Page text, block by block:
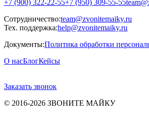
+7 (900) 322-22-55+7 (950) 309-55-55
Сотрудничество:team@zvonitemaiky.ru
Тех. поддержка:help@zvonitemaiky.ru
Документы:Политика обработки
О насБлогКейсы
Заказать звонок
© 2016-2026 ЗВОНИТЕ МАЙКУ